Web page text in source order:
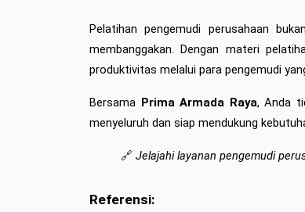
Pelatihan pengemudi perusahaan
membanggakan. Dengan materi
produktivitas melalui para pengemudi
Bersama Prima Armada Raya, Anda
menyeluruh dan siap mendukung
🔗 Jelajahi layanan pengemudi
Referensi: